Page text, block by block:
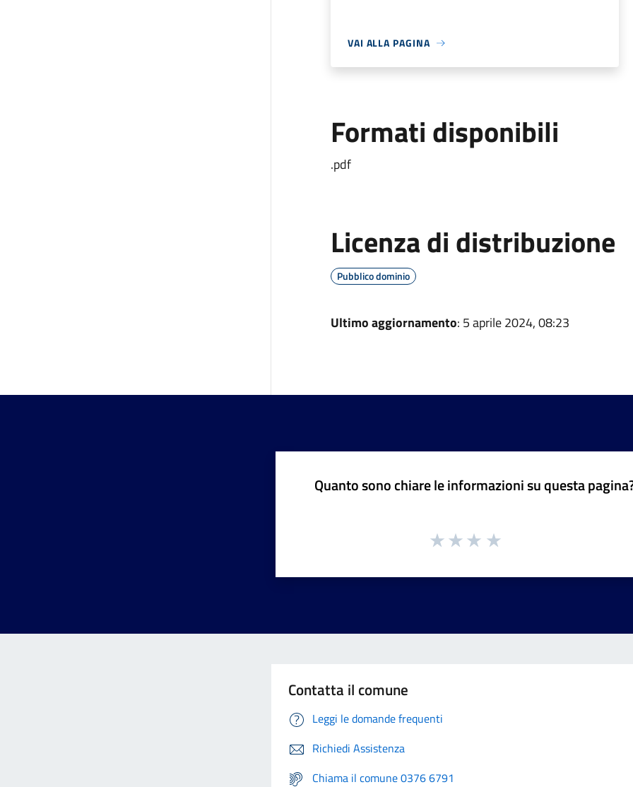
VAI ALLA PAGINA
Formati disponibili
.pdf
Licenza di distribuzione
Pubblico dominio
Ultimo aggiornamento: 5 aprile 2024, 08:23
Quanto sono chiare le informazioni su questa
Contatta il comune
Leggi le domande frequenti
Richiedi Assistenza
Chiama il comune 0376 6791